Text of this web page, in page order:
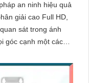
an ninh hiệu quả
sát trong ánh
góc cạnh một cách